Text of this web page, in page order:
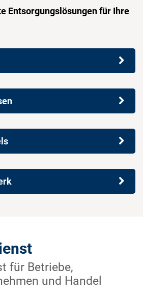
Entsorgungslösungen für Ihre
für Betriebe,
und Handel